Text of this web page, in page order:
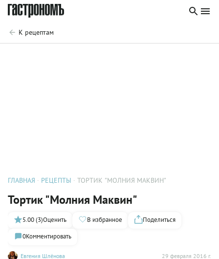
К рецептам
ГЛАВНАЯ РЕЦЕПТЫ ТОРТИК "МОЛНИЯ МАКВИН"
Тортик "Молния Маквин"
Евгения Шлёнова 29 февраля 2016 г.
5.00 (3)Оценить В избранное
Поделиться
0Комментировать